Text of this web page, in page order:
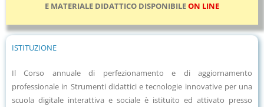
E MATERIALE DIDATTICO DISPONIBILEON LINE
ISTITUZIONE
Il Corso annuale di perfezionamento e di aggiornamento
professionale in Strumenti didattici e tecnologie innovative per una
scuola digitale interattiva e sociale è istituito ed attivato presso